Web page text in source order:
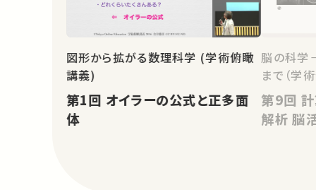
図形から拡がる数理科学 (学術俯瞰
講義)
第1回 オイラーの公式と正多面
体
脳の科学
まで（学
第9回 計算神経科学－モデルと
解